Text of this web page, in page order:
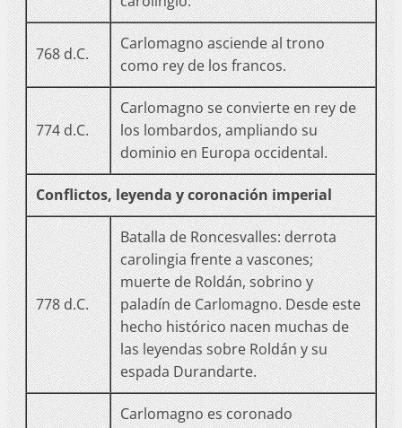
768 d.C.
Carlomagno asciende al trono
como rey de los francos.
774 d.C.
Carlomagno se convierte en rey de
los lombardos, ampliando su
dominio en Europa occidental.
Conflictos, leyenda y coronación imperial
778 d.C.
Batalla de Roncesvalles: derrota
carolingia frente a vascones;
muerte de Roldán, sobrino y
paladín de Carlomagno. Desde este
hecho histórico nacen muchas de
las leyendas sobre Roldán y su
espada Durandarte.
Carlomagno es coronado